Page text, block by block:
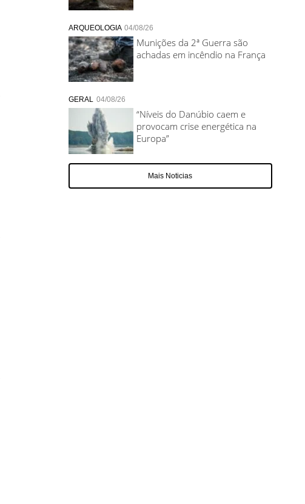
ARQUEOLOGIA 04/08/26
Munições da 2ª Guerra são
achadas em incêndio na França
GERAL 04/08/26
“Níveis do Danúbio caem e
provocam crise energética na
Europa”
Mais Noticias